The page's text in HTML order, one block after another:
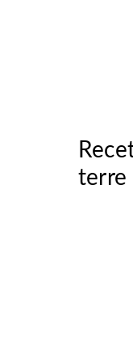
terre